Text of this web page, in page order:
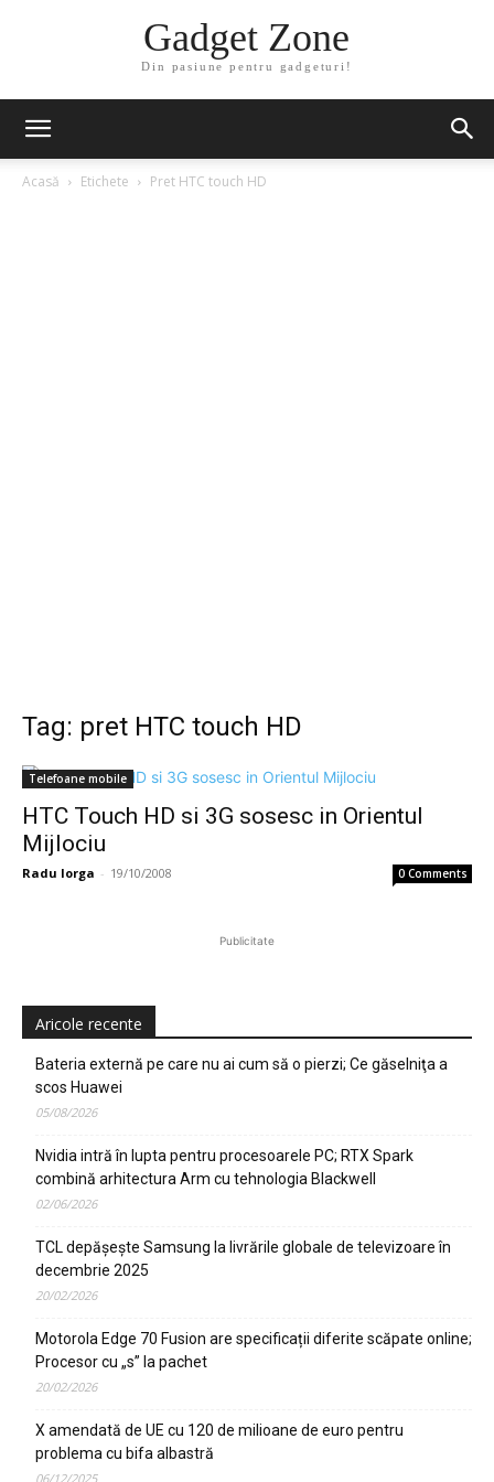
Gadget Zone
Din pasiune pentru gadgeturi!
Acasă Etichete Pret HTC touch HD
Tag: pret HTC touch HD
Telefoane mobile
HTC Touch HD si 3G sosesc in Orientul
Mijlociu
Radu Iorga - 19/10/2008 0 Comments
Publicitate
Aricole recente
Bateria externă pe care nu ai cum să o pierzi; Ce găselniţa a
scos Huawei
05/08/2026
Nvidia intră în lupta pentru procesoarele PC; RTX Spark
combină arhitectura Arm cu tehnologia Blackwell
02/06/2026
TCL depășește Samsung la livrările globale de televizoare în
decembrie 2025
20/02/2026
Motorola Edge 70 Fusion are specificații diferite scăpate online;
Procesor cu „s” la pachet
20/02/2026
X amendată de UE cu 120 de milioane de euro pentru
problema cu bifa albastră
06/12/2025